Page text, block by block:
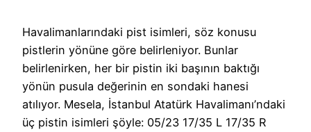
Havalimanlarındaki pist isimleri, söz konusu
pistlerin yönüne göre belirleniyor. Bunlar
belirlenirken, her bir pistin iki başının baktığı
yönün pusula değerinin en sondaki hanesi
atılıyor. Mesela, İstanbul Atatürk Havalimanı’ndaki
üç pistin isimleri şöyle: 05/23 17/35 L 17/35 R